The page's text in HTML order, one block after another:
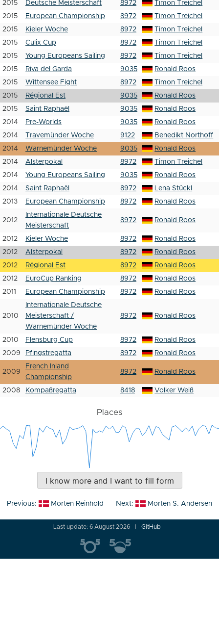
2015 Deutsche Meisterschaft 8972
Timon Treichel
2015
European Championship 8972
Timon Treichel
2015
Kieler Woche 8972
Timon Treichel
2015
Culix Cup 8972
Timon Treichel
2015
Young Europeans Sailing 8972
Timon Treichel
2015
Riva del Garda 9035
Ronald Roos
2015
Wittensee Fight 8972
Timon Treichel
2015
Régional Est 9035
Ronald Roos
2015
Saint Raphaël 9035
Ronald Roos
2014
Pre-Worlds 9035
Ronald Roos
2014
Travemünder Woche 9122
Benedikt Northoff
2014
Warnemünder Woche 9035
Ronald Roos
2014
Alsterpokal 8972
Timon Treichel
2014
Young Europeans Sailing 9035
Ronald Roos
2014
Saint Raphaël 8972
Lena Stückl
2013
European Championship 8972 Ronald Roos
2012
Internationale Deutsche
Meisterschaft
8972 Ronald Roos
2012 Kieler Woche 8972
Ronald Roos
2012
Alsterpokal 8972
Ronald Roos
2012
Régional Est 8972
Ronald Roos
2012
EuroCup Ranking 8972
Ronald Roos
2011
European Championship 8972 Ronald Roos
2010
Internationale Deutsche
Meisterschaft /
Warnemünder Woche
8972 Ronald Roos
2010 Flensburg Cup 8972
Ronald Roos
2009
Pfingstregatta 8972 Ronald Roos
2009
French Inland
Championship
8972 Ronald Roos
2008 Kompaßregatta 8418 Volker Weiß
Places
I know more and I want to fill form
Post
Previous: Morten Reinhold Next: Morten S. Andersen
Last update: 6 August 2026 GitHub